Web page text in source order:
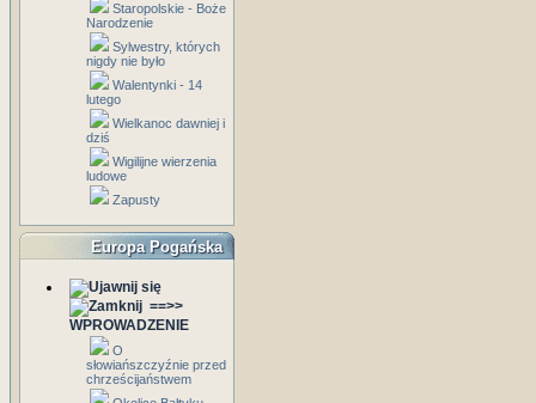
Staropolskie - Boże
Narodzenie
Sylwestry, których
nigdy nie było
Walentynki - 14
lutego
Wielkanoc dawniej i
dziś
Wigilijne wierzenia
ludowe
Zapusty
Europa Pogańska
==>>
WPROWADZENIE
O
słowiańszczyźnie przed
chrześcijaństwem